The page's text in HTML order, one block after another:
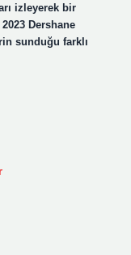
izleyerek bir
Dershane
sunduğu farklı